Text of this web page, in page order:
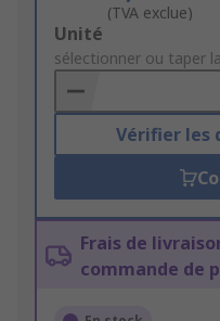
(TVA exclue)
Add
to
Basket
Unité
sélectionner ou taper
Vérifier les
Frais de
commande de